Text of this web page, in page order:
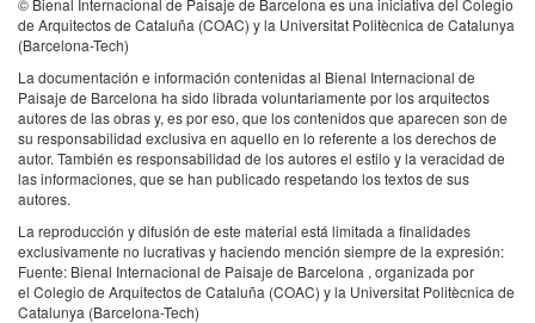
de Arquitectos de Cataluña (COAC) y la Universitat Politècnica de Catalunya
(Barcelona-Tech)
La documentación e información contenidas al Bienal Internacional de
Paisaje de Barcelona ha sido librada voluntariamente por los arquitectos
autores de las obras y, es por eso, que los contenidos que aparecen son de
su responsabilidad exclusiva en aquello en lo referente a los derechos de
autor. También es responsabilidad de los autores el estilo y la veracidad de
las informaciones, que se han publicado respetando los textos de sus
autores.
La reproducción y difusión de este material está limitada a finalidades
exclusivamente no lucrativas y haciendo mención siempre de la expresión:
Fuente: Bienal Internacional de Paisaje de Barcelona , organizada por
el Colegio de Arquitectos de Cataluña (COAC) y la Universitat Politècnica de
Catalunya (Barcelona-Tech)